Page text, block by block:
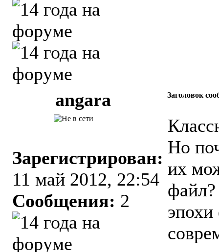
angara Заголовок
Зарегистрирован:
11 май 2012, 22:54
Сообщения: 2
Но
их
эпохи